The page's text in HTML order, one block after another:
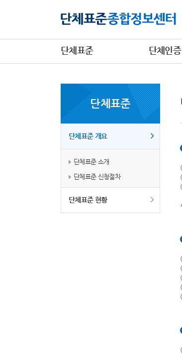
단체표준 단체인증
단체표준
단체표준 개요
단체표준 소개
단체표준 신청절차
단체표준 현황